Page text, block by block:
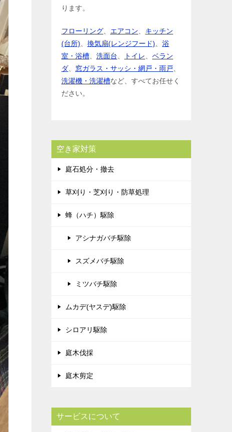
ります。
フローリング エアコン
キッチン
(台所)
換気扇(レンジフード)
浴
室・浴槽
洗面台 トイレ
ベラン
ダ
窓ガラス・サッシ・網戸・雨戸
洗濯機・洗濯槽など、すべてお任せく
ださい。
空き家対策
庭石処分・撤去
草刈り・芝刈り・防草処理
蜂（ハチ）駆除
アシナガバチ駆除
スズメバチ駆除
ミツバチ駆除
ムカデ(ヤスデ)駆除
シロアリ駆除
庭木伐採
庭木剪定
サービスについて